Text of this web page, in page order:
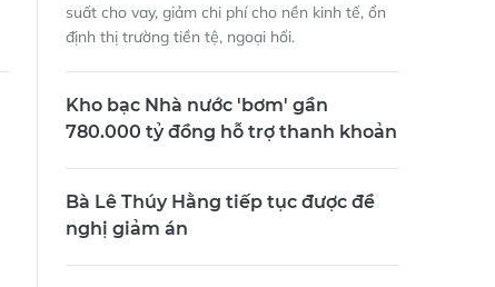
suất cho vay, giảm chi phí cho nền kinh tế, ổn
định thị trường tiền tệ, ngoại hối.
Kho bạc Nhà nước 'bơm' gần
780.000 tỷ đồng hỗ trợ thanh khoản
Bà Lê Thúy Hằng tiếp tục được đề
nghị giảm án